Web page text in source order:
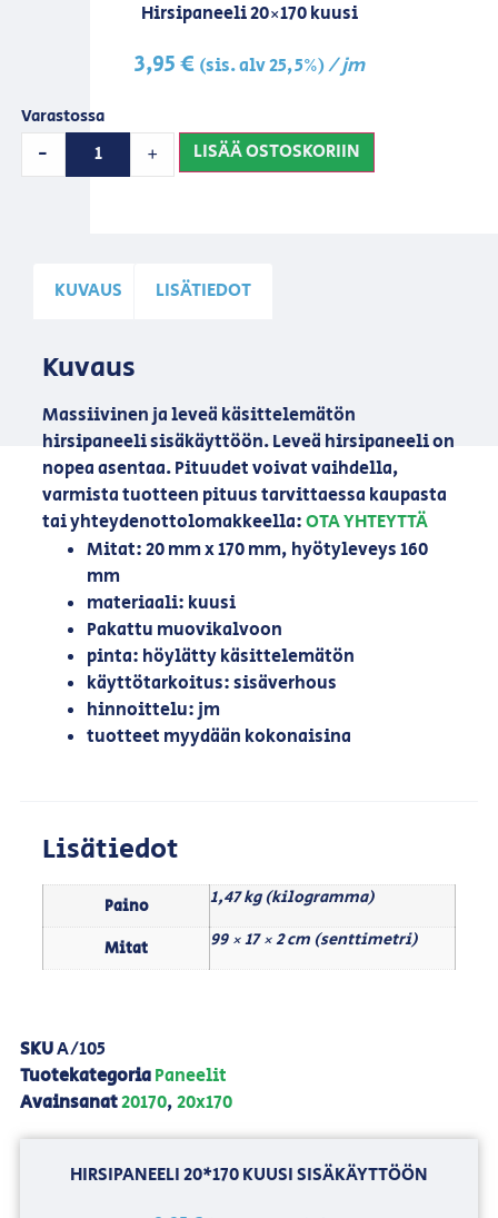
Hirsipaneeli 20×170 kuusi
3,95€ (sis. alv 25,5%)/ jm
Varastossa
- + LISÄÄ OSTOSKORIIN
KUVAUS LISÄTIEDOT
Kuvaus
Massiivinen ja leveä käsittelemätön
hirsipaneeli sisäkäyttöön. Leveä hirsipaneeli on
nopea asentaa. Pituudet voivat vaihdella,
varmista tuotteen pituus tarvittaessa kaupasta
tai yhteydenottolomakkeella:OTA YHTEYTTÄ
Mitat: 20 mm x 170 mm, hyötyleveys 160
mm
materiaali: kuusi
Pakattu muovikalvoon
pinta: höylätty käsittelemätön
käyttötarkoitus: sisäverhous
hinnoittelu: jm
tuotteet myydään kokonaisina
Lisätiedot
Paino 1,47 kg (kilogramma)
Mitat 99 × 17 × 2 cm (senttimetri)
SKUA/105
TuotekategoriaPaneelit
Avainsanat20170,20x170
HIRSIPANEELI 20*170 KUUSI SISÄKÄYTTÖÖN